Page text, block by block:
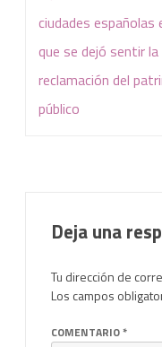
de
entradas
ciudades españolas
que se dejó sentir la
reclamación del
público
Deja una
Tu dirección de
Los campos
COMENTARIO*